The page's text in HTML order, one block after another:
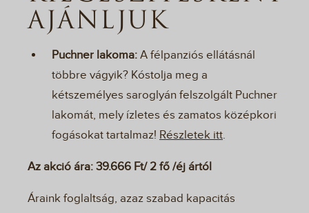
AJÁNLJUK
Puchner lakoma: A félpanziós ellátásnál
többre vágyik? Kóstolja meg a
kétszemélyes saroglyán felszolgált Puchner
lakomát, mely ízletes és zamatos középkori
fogásokat tartalmaz! Részletek itt.
Az akció ára: 39.666 Ft/ 2 fő /éj ártól
Áraink foglaltság, azaz szabad kapacitás